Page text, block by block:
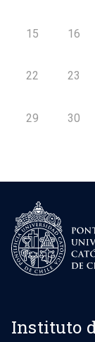
15 16
22 23
29 30
Instituto